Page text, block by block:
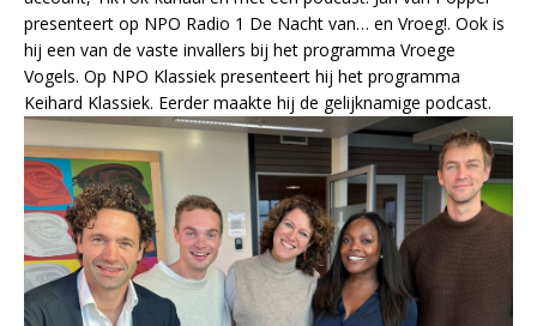
presenteert op NPO Radio 1 De Nacht van… en Vroeg!. Ook is
hij een van de vaste invallers bij het programma Vroege
Vogels. Op NPO Klassiek presenteert hij het programma
Keihard Klassiek. Eerder maakte hij de gelijknamige podcast.